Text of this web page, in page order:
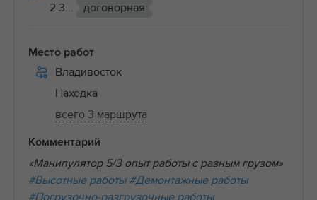
2.3...
договорная
Место работ
Владивосток
Находка
всего 3 маршрута
Комментарий
«Манипулятор 5/3 опыт работы с разным грузом»
#Высотные работы #Демонтажные работы